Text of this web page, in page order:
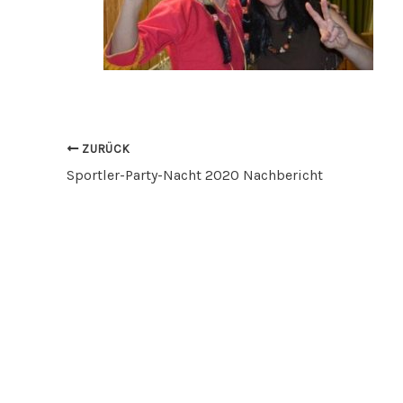
ZURÜCK
Sportler-Party-Nacht 2020 Nachbericht